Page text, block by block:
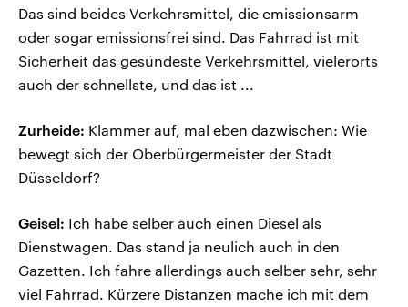
Das sind beides Verkehrsmittel, die emissionsarm
oder sogar emissionsfrei sind. Das Fahrrad ist mit
Sicherheit das gesündeste Verkehrsmittel, vielerorts
auch der schnellste, und das ist ...
Zurheide: Klammer auf, mal eben dazwischen: Wie
bewegt sich der Oberbürgermeister der Stadt
Düsseldorf?
Geisel: Ich habe selber auch einen Diesel als
Dienstwagen. Das stand ja neulich auch in den
Gazetten. Ich fahre allerdings auch selber sehr, sehr
viel Fahrrad. Kürzere Distanzen mache ich mit dem